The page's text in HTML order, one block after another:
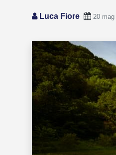
Luca Fiore 20 mag